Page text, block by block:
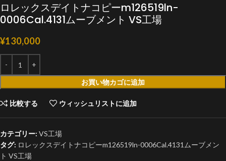
ロレックスデイトナコピーm126519ln-
0006Cal.4131ムーブメント VS工場
¥130,000
お買い物カゴに追加
比較する ウィッシュリストに追加
カテゴリー: VS工場
タグ: ロレックスデイトナコピーm126519ln-0006Cal.4131ムーブメン
ト VS工場